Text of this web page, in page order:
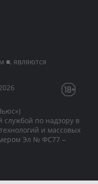
■, являются
службой по надзору в
и массовых
Эл № ФС77 –